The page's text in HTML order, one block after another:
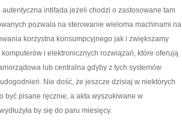
intifada jeżeli chodzi o zastosowane tam
pozwala na sterowanie wieloma machinami na
korzystna konsumpcyjnego jak i zwiększamy
i elektronicznych rozwiązań, które oferują
lub centralna gdyby z tych systemów
Nie dość, że jeszcze dzisiaj w niektórych
być pisane ręcznie, a akta wyszukiwane w
by się do paru miesięcy.